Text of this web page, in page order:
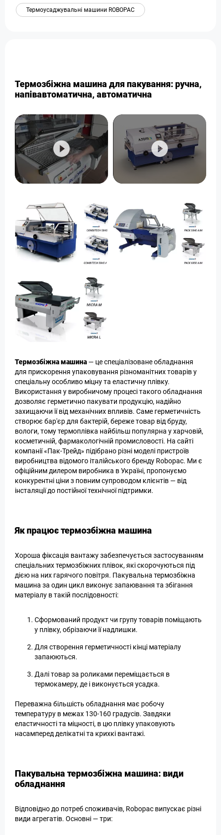
Термоусаджувальні машини ROBOPAC
Термозбіжна машина для пакування: ручна,
напівавтоматична, автоматична
Термозбіжна машина — це спеціалізоване обладнання
для прискорення упаковування різноманітних товарів у
спеціальну особливо міцну та еластичну плівку.
Використання у виробничому процесі такого обладнання
дозволяє герметично пакувати продукцію, надійно
захищаючи її від механічних впливів. Саме герметичність
створює бар'єр для бактерій, береже товар від бруду,
вологи, тому термоплівка найбільш популярна у харчовій,
косметичній, фармакологічній промисловості. На сайті
компанії «Пак-Трейд» підібрано різні моделі пристроїв
виробництва відомого італійського бренду Robopac. Ми є
офіційним дилером виробника в Україні, пропонуємо
конкурентні ціни з повним супроводом клієнтів — від
інсталяції до постійної технічної підтримки.
Як працює термозбіжна машина
Хороша фіксація вантажу забезпечується застосуванням
спеціальних термозбіжних плівок, які скорочуються під
дією на них гарячого повітря. Пакувальна термозбіжна
машина за один цикл виконує запаювання та збігання
матеріалу в такій послідовності:
Сформований продукт чи групу товарів поміщають
у плівку, обрізаючи її надлишки.
Для створення герметичності кінці матеріалу
запаюються.
Далі товар за роликами переміщається в
термокамеру, де і виконується усадка.
Переважна більшість обладнання має робочу
температуру в межах 130-160 градусів. Завдяки
еластичності та міцності, в цю плівку упаковують
насамперед делікатні та крихкі вантажі.
Пакувальна термозбіжна машина: види
обладнання
Відповідно до потреб споживачів, Robopac випускає різні
види агрегатів. Основні — три: